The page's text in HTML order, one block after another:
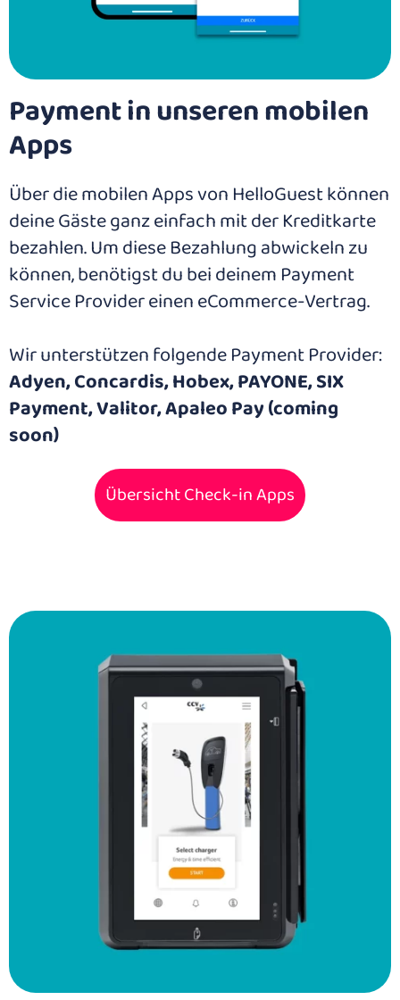
Payment in unseren mobilen
Apps
Über die mobilen Apps von HelloGuest können
deine Gäste ganz einfach mit der Kreditkarte
bezahlen. Um diese Bezahlung abwickeln zu
können, benötigst du bei deinem Payment
Service Provider einen eCommerce-Vertrag.
Wir unterstützen folgende Payment Provider:
Adyen, Concardis, Hobex, PAYONE, SIX
Payment, Valitor, Apaleo Pay (coming
soon)
Übersicht Check-in Apps